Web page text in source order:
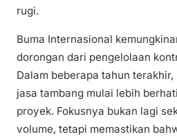
rugi.
Buma Internasional
dorongan dari pengelolaan
Dalam beberapa tahun
jasa tambang mulai lebih
proyek. Fokusnya bukan lagi
volume, tetapi memastikan